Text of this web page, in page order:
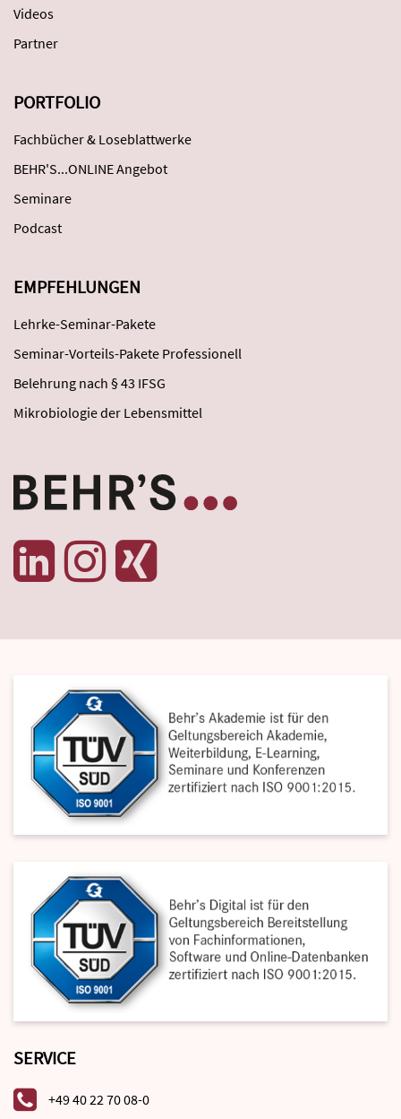
Videos
Partner
PORTFOLIO
Fachbücher & Loseblattwerke
BEHR'S...ONLINE Angebot
Seminare
Podcast
EMPFEHLUNGEN
Lehrke-Seminar-Pakete
Seminar-Vorteils-Pakete Professionell
Belehrung nach § 43 IFSG
Mikrobiologie der Lebensmittel
SERVICE
+49 40 22 70 08-0